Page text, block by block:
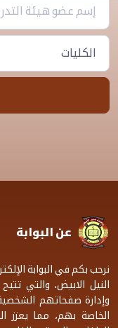
عن البوابة
نرحب بكم في البوابة
النيل الابيض، والتي
وإدارة صفحاتهم
الخاصة بهم، مما يعزز